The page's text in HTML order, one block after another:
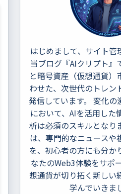
はじめまして、サイト管
当ブログ『AIクリプト』
と暗号資産（仮想通貨）
わせた、次世代のトレン
発信しています。 変化の
において、AIを活用した
析は必須のスキルとなり
は、専門的なニュースや
を、初心者の方にも分か
なたのWeb3体験をサポ
想通貨が切り拓く新しい
学んでいきま